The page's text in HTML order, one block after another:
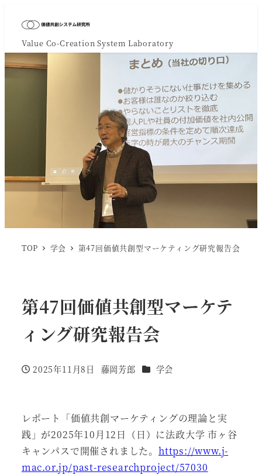
Value Co-Creation System Laboratory
TOP 学会 第47回価値共創型マーケティング研究報告会
第47回価値共創型マーケテ
ィング研究報告会
投稿日
2025年11月8日
著
藤岡芳郎 カテゴリー
学会
レポート「価値共創マーケティングの理論と実
践」が2025年10月12日（日）に法政大学 市ヶ谷
キャンパスで開催されました。 https://www.j-
mac.or.jp/past-researchproject/57030